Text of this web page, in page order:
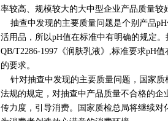
率较高、规模较大的大中型企业产品质量较
抽查中发现的主要质量问题是个别产品
活用品，所以pH值在标准中有明确的规定
QB/T2286-1997《润肤乳液》,标准要求pH
的要求。
针对抽查中发现的主要质量问题，国家质
法规的规定，对抽查中产品质量不合格的
传力度，引导消费。国家质检总局将继续对